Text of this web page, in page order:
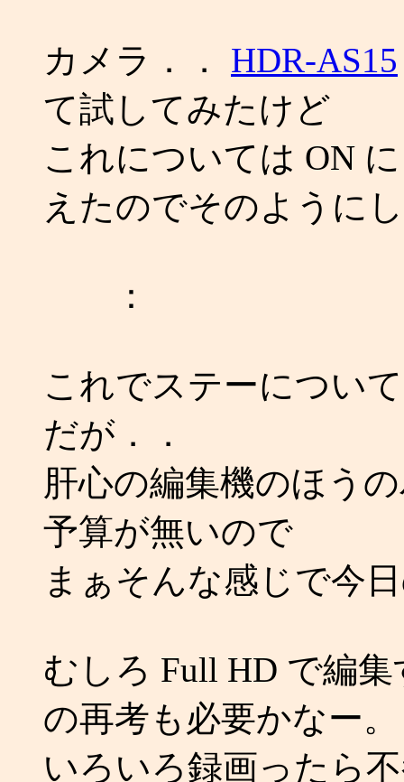
カメラ．． HDR-AS15
て試してみたけど
これについては ON
えたのでそのように
：
これでステーについ
だが．．
肝心の編集機のほう
予算が無いので
まぁそんな感じで今
むしろ Full HD で編
の再考も必要かなー。
いろいろ録画ったら